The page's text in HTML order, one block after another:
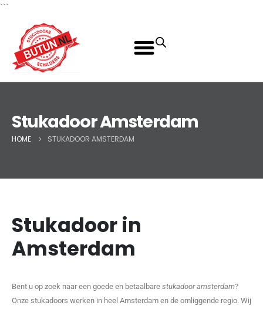
```
Stukadoor Amsterdam
HOME STUKADOOR AMSTERDAM
Stukadoor in
Amsterdam
Bent u op zoek naar een goede en betaalbare stukadoor amsterdam?
Onze stukadoors werken in heel Amsterdam en de omliggende regio. Wij